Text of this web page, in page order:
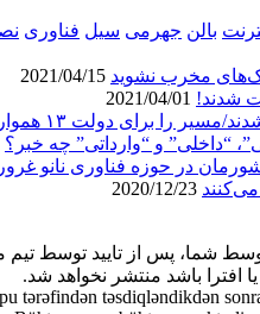
بالن جهرمی سیل فناوری
مخرب نشوید
شدند!
برای دولت ۱۳ هموار میکنیم
“داخلی” و “وارداتی” چه خبر؟
در حوزه فناوری نانو
می‌کنند
شما، پس از تایید توسط
افترا باشد منتشر نخواهد شد.
tərəfindən təsdiqləndikdən